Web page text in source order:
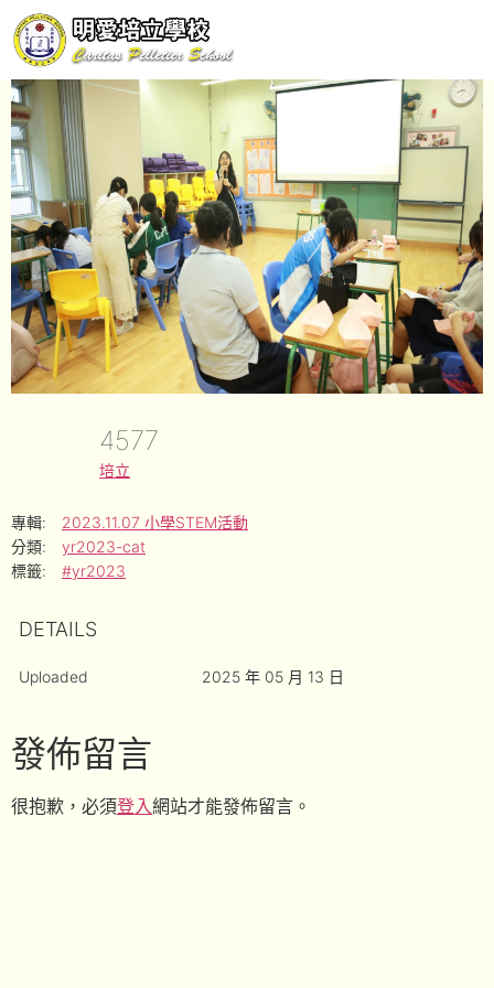
4577
培立
專輯:
2023.11.07 小學STEM活動
分類:
yr2023-cat
標籤:
#yr2023
DETAILS
Uploaded 2025 年 05 月 13 日
發佈留言
很抱歉，必須登入網站才能發佈留言。